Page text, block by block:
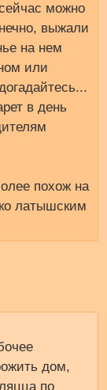
можно
выжали
на нем
или
в день
похож на
латышским
дом,
по